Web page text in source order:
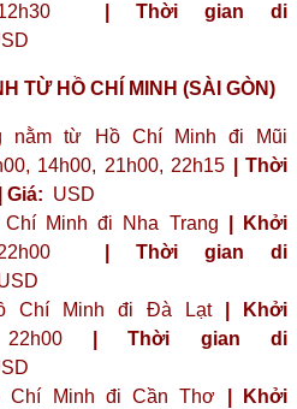
| Thời gian di
TỪ HỒ CHÍ MINH (SÀI GÒN)
nằm từ Hồ Chí Minh đi Mũi
14h00, 21h00, 22h15
| Thời
| Giá: USD
Minh đi Nha Trang
| Khởi
| Thời gian di
Chí Minh đi Đà Lạt
| Khởi
| Thời gian di
Chí Minh đi Cần Thơ
| Khởi